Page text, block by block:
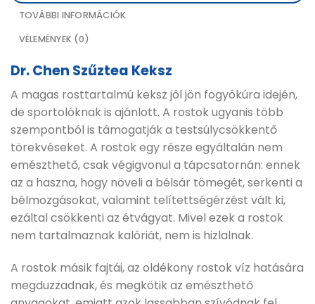
TOVÁBBI INFORMÁCIÓK
VÉLEMÉNYEK (0)
Dr. Chen Szűztea Keksz
A magas rosttartalmú keksz jól jön fogyókúra idején,
de sportolóknak is ajánlott. A rostok ugyanis több
szempontból is támogatják a testsúlycsökkentő
törekvéseket. A rostok egy része egyáltalán nem
emészthető, csak végigvonul a tápcsatornán: ennek
az a haszna, hogy növeli a bélsár tömegét, serkenti a
bélmozgásokat, valamint telítettségérzést vált ki,
ezáltal csökkenti az étvágyat. Mivel ezek a rostok
nem tartalmaznak kalóriát, nem is hizlalnak.
A rostok másik fajtái, az oldékony rostok víz hatására
megduzzadnak, és megkötik az emészthető